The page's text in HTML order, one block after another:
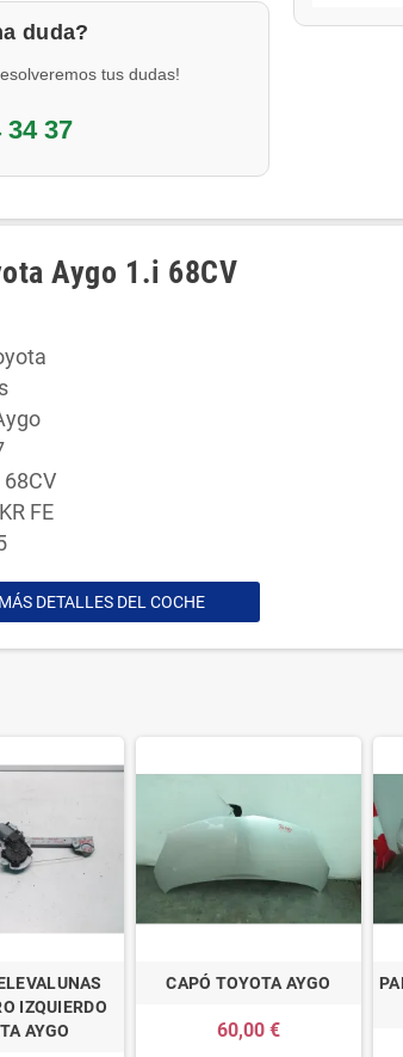
duda?
tus dudas!
34 37
Aygo 1.i 68CV
68CV
FE
DETALLES DEL COCHE
IZQUIERDO
AYGO
CAPÓ TOYOTA AYGO
60,00 €